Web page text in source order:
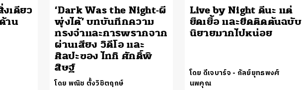
งเดียว
าน
‘Dark Was the Night-ผี
พุ่งไต้’ บทบันทึกความ
ทรงจำและการพรากจาก
ผ่านเสียง วิดีโอ และ
ศิลปะของ ไทกิ ศักดิ์พิ
สิษฐ์
โดย พณิช ตั้งวิชิตฤกษ์
Live by Night ดีนะ แต่
ยืดเยื้อ และยึดติดต้นฉบับ
นิยายมากไปหน่อย
โดย ดีเจบาร์จ - กัลย์ยุทธพงศ์
นพคุณ